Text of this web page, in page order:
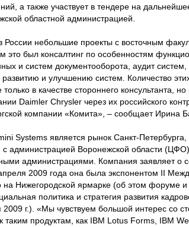
а также участвует в тендере на
областной администрацией.
небольшие проекты с восточным
был консалтинг по особенностям
и систем документооборота, аудит систем,
и улучшению систем. Количество
в качестве стороннего консультанта,
Daimler Chrysler через их российского
компании «Комита», – сообщает Ирина
Systems является рынок Санкт-Петербурга,
администрацией Воронежской области
администрациями. Компания заявляет о
2009 года она была экспонентом II
Нижегородской ярмарке (об этом форуме и
политика и стратегия развития
2009 г.). «Мы чувствуем большой интерес со
таким продуктам, как IBM Lotus Forms, IBM